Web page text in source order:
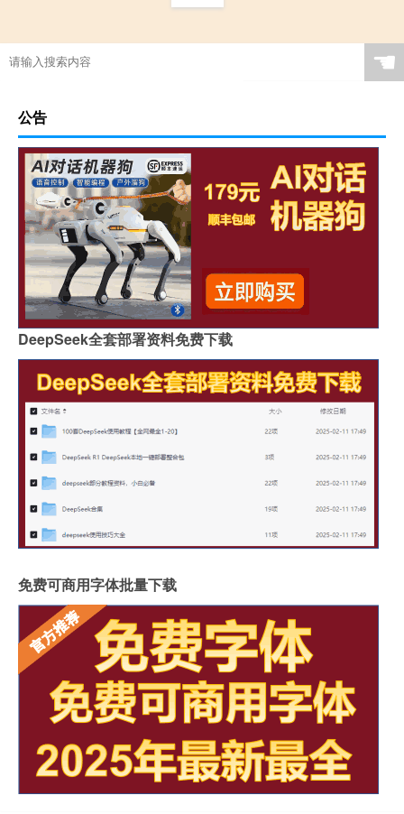
☚
公告
DeepSeek全套部署资料免费下载
免费可商用字体批量下载